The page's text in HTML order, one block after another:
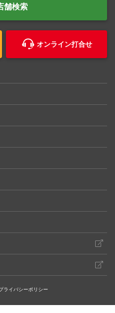
舗検索
オンライン打合せ
ライバシーポリシー